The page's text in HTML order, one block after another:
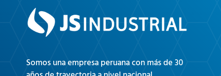
Somos una empresa peruana con más de 30